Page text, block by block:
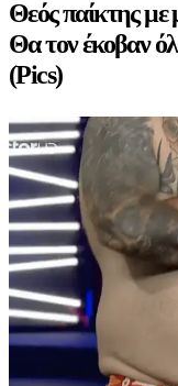
Θεός παίκτης με
Θα τον έκοβαν
(Pics)